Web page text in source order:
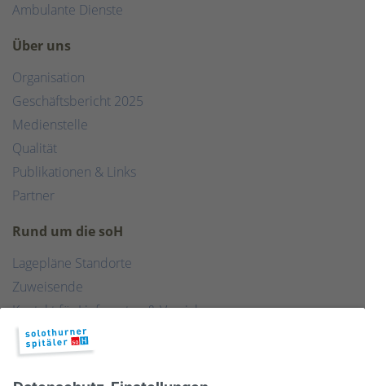
Ambulante Dienste
Über uns
Organisation
Geschäftsbericht 2025
Medienstelle
Qualität
Publikationen & Links
Partner
Rund um die soH
Lagepläne Standorte
Zuweisende
Kontakt für Lieferanten & Versicherungen
Zentralwäscherei
HEBSORG
Spital Club